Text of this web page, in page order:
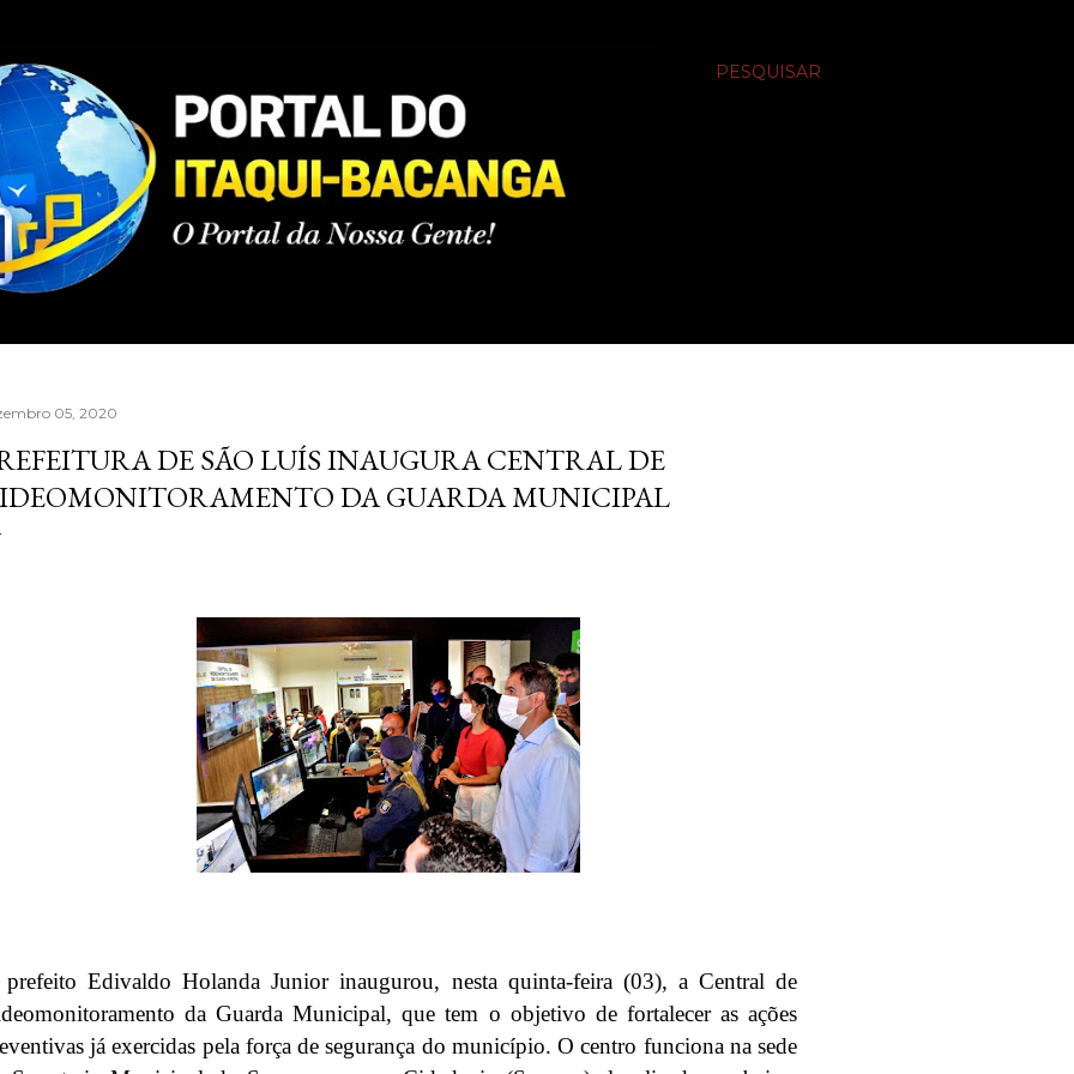
PESQUISAR
05, 2020
DE SÃO LUÍS INAUGURA CENTRAL DE
DA GUARDA MUNICIPAL
Edivaldo Holanda Junior inaugurou, nesta quinta-feira (03), a Central de
da Guarda Municipal, que tem o objetivo de fortalecer as ações
já exercidas pela força de segurança do município. O centro funciona na sede